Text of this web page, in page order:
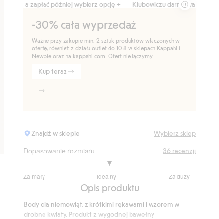
a zapłać później wybierz opcję + Klubowiczu darmowa dostawa od 150
-30% cała wyprzedaż
Ważne przy zakupie min. 2 sztuk produktów włączonych w
ofertę, również z działu outlet do 10.8 w sklepach Kappahl i
Newbie oraz na kappahl.com. Ofert nie łączymy
Kup teraz
Znajdź w sklepie Wybierz sklep
Dopasowanie rozmiaru
Za mały Idealny Za duży
na
28
36 recenzji
Opis produktu
Body dla niemowląt, z krótkimi rękawami i wzorem w
drobne kwiaty. Produkt z wygodnej bawełny